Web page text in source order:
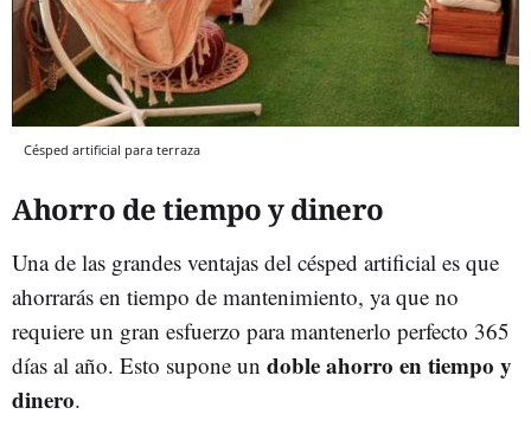
Césped artificial para terraza
Ahorro de tiempo y dinero
Una de las grandes ventajas del césped artificial es que
ahorrarás en tiempo de mantenimiento, ya que no
requiere un gran esfuerzo para mantenerlo perfecto 365
días al año. Esto supone un doble ahorro en tiempo y
dinero.